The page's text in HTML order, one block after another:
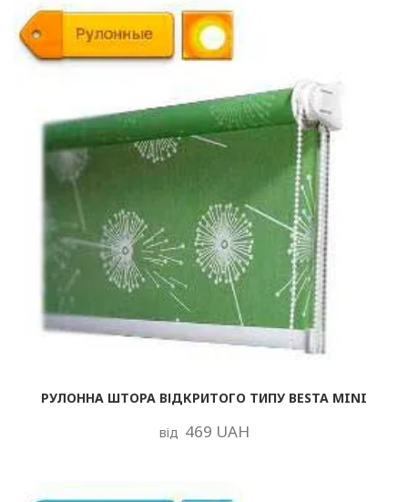
РУЛОННА ШТОРА ВІДКРИТОГО ТИПУ BESTA MINI
від 469 UAH